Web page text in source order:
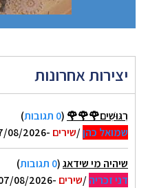
יצירות אחרונות
רִגּוּשִׁים🌹🌹🌹 (0 תגובות
)
שמואל כהן/שירים -07/08/2026 07:48
שיהיה מי שידאג(0 תגובות
)
דני זכריה/שירים -07/08/2026 06:39